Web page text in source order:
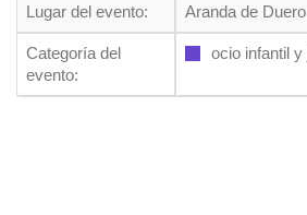
Lugar del evento: Aranda de Duero
Categoría del
evento:
ocio infantil y